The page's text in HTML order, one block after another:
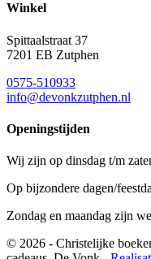
Winkel
Spittaalstraat 37
7201 EB Zutphen
0575-510933
info@devonkzutphen.nl
Openingstijden
Wij zijn op dinsdag t/m
Op bijzondere dagen/
Zondag en maandag zijn
© 2026 - Christelijke